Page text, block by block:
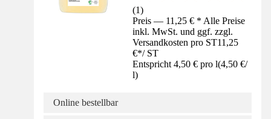
(1)
Preis — 11,25 € * Alle Preise
inkl. MwSt. und ggf. zzgl.
Versandkosten pro ST11,25
€*/ ST
Entspricht 4,50 € pro l(4,50 €/
l)
Online bestellbar